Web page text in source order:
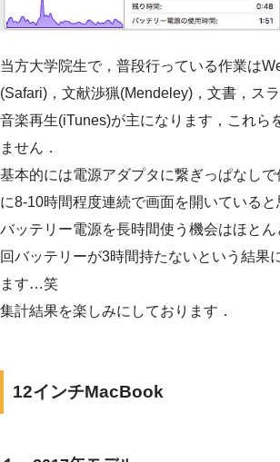
当方大学院生で，普段行っている作業は
(Safari)，文献渉猟(Mendeley)，文書，ス
音楽再生(iTunes)が主になります，これら
ません．
基本的には電源アダプタに繋ぎっぱなしで
に8-10時間程度連続で画面を開いていると
バッテリー電源を長時間使う機会はほと
回バッテリーが3時間持たないという結果
ます…笑
集計結果を楽しみにしております．
12インチMacBook